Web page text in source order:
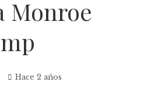
Monroe
Hace 2 años